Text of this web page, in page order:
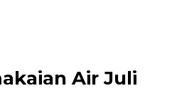
Air Juli